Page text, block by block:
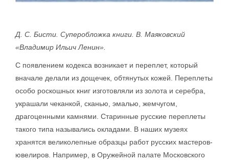
Д. С. Бисти. Суперобложка книги. В. Маяковский
«Владимир Ильич Ленин».
С появлением кодекса возникает и переплет, который
вначале делали из дощечек, обтянутых кожей. Переплеты
особо роскошных книг изготовляли из золота и серебра,
украшали чеканкой, сканью, эмалью, жемчугом,
драгоценными камнями. Старинные русские переплеты
такого типа назывались окладами. В наших музеях
хранятся великолепные образцы работ русских мастеров-
ювелиров. Например, в Оружейной палате Московского